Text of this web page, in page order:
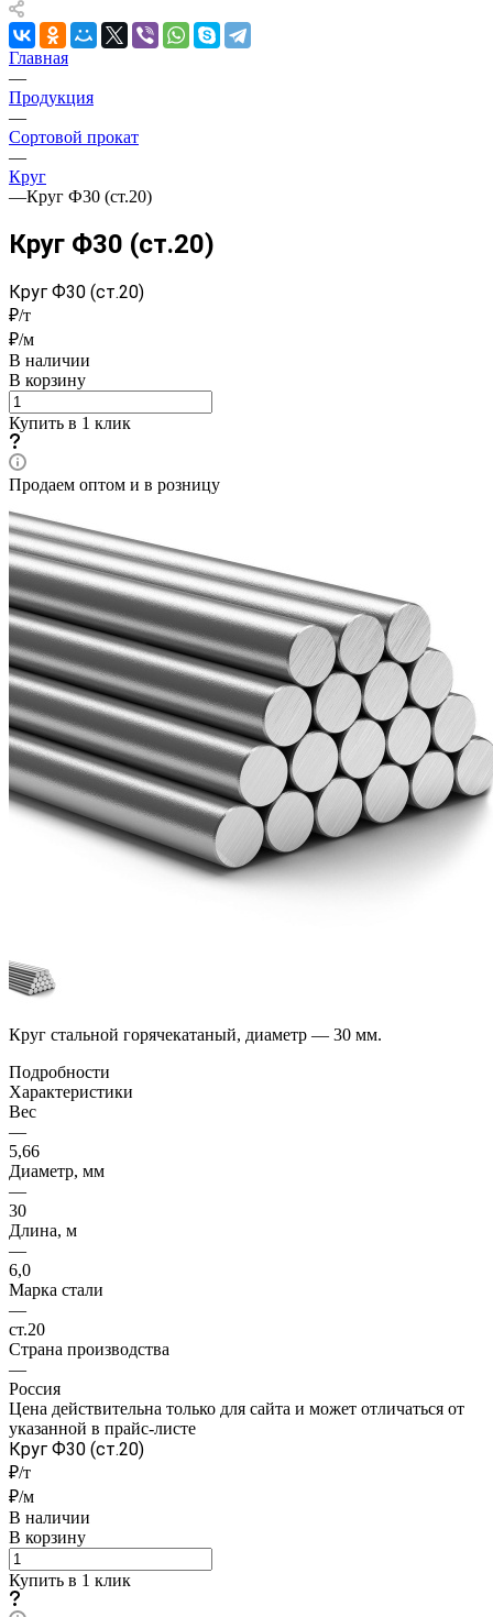
Главная
—
Продукция
—
Сортовой прокат
—
Круг
—Круг Ф30 (ст.20)
Круг Ф30 (ст.20)
Круг Ф30 (ст.20)
₽/т
₽/м
В наличии
В корзину
Купить в 1 клик
Продаем оптом и в розницу
Круг стальной горячекатаный, диаметр — 30 мм.
Подробности
Характеристики
Вес
—
5,66
Диаметр, мм
—
30
Длина, м
—
6,0
Марка стали
—
ст.20
Страна производства
—
Россия
Цена действительна только для сайта и может отличаться от
указанной в прайс-листе
Круг Ф30 (ст.20)
₽/т
₽/м
В наличии
В корзину
Купить в 1 клик